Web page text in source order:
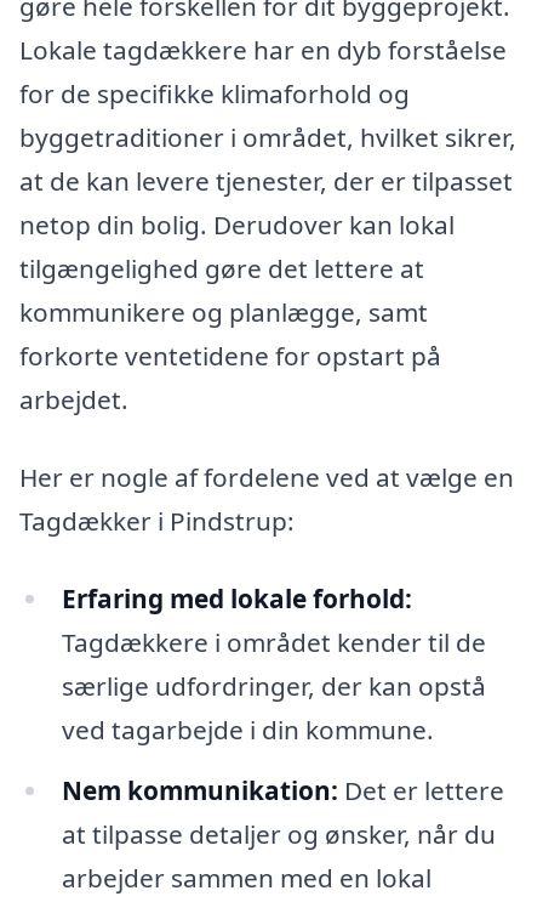
Lokale tagdækkere har en dyb forståelse
for de specifikke klimaforhold og
byggetraditioner i området, hvilket sikrer,
at de kan levere tjenester, der er tilpasset
netop din bolig. Derudover kan lokal
tilgængelighed gøre det lettere at
kommunikere og planlægge, samt
forkorte ventetidene for opstart på
arbejdet.
Her er nogle af fordelene ved at vælge en
Tagdækker i Pindstrup:
Erfaring med lokale forhold:
Tagdækkere i området kender til de
særlige udfordringer, der kan opstå
ved tagarbejde i din kommune.
Nem kommunikation: Det er lettere
at tilpasse detaljer og ønsker, når du
arbejder sammen med en lokal